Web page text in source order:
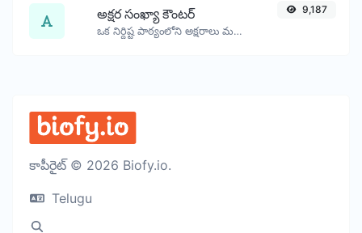
అక్షర సంఖ్యా కౌంటర్
ఒక నిర్దిష్ట పాఠ్యంలోని అక్షరాలు మరియు పదాల సంఖ్యను లెక్కించండి.
9,187
కాపీరైట్ © 2026 Biofy.io.
Telugu